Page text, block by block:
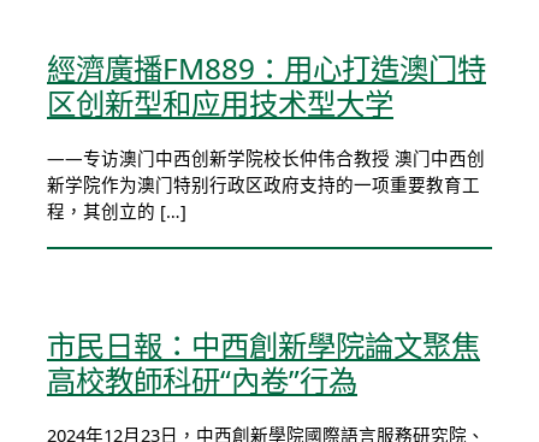
經濟廣播FM889：用心打造澳门特
区创新型和应用技术型大学
——专访澳门中西创新学院校长仲伟合教授 澳门中西创
新学院作为澳门特别行政区政府支持的一项重要教育工
程，其创立的 […]
市民日報：中西創新學院論文聚焦
高校教師科研“內卷”行為
2024年12月23日，中西創新學院國際語言服務研究院、